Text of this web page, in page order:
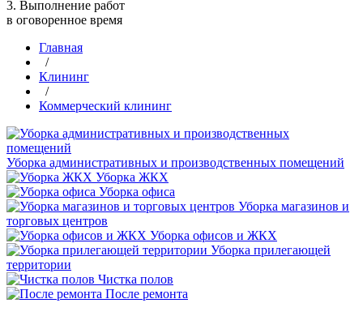
3. Выполнение работ
в оговоренное время
Главная
/
Клининг
/
Коммерческий клининг
Уборка административных и производственных помещений
Уборка ЖКХ
Уборка офиса
Уборка магазинов и
торговых центров
Уборка офисов и ЖКХ
Уборка прилегающей
территории
Чистка полов
После ремонта